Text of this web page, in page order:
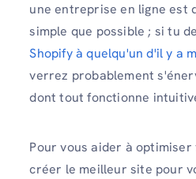
une entreprise en ligne est
simple que possible ; si tu
Shopify à quelqu'un d'il y a
verrez probablement
dont tout fonctionne
Pour vous aider à optimiser
créer le meilleur site pour